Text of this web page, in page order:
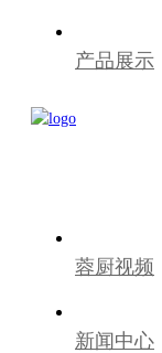
产品展示
蓉厨视频
新闻中心